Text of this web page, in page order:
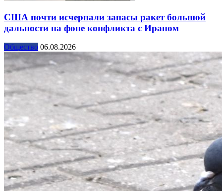
США почти исчерпали запасы ракет большой
дальности на фоне конфликта с Ираном
Общество 06.08.2026